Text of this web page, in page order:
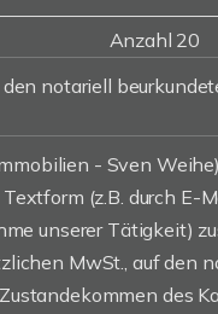
Anzahl 20
notariell
- Sven
(z.B. durch E-
unserer Tätigkeit)
MwSt., auf den
des